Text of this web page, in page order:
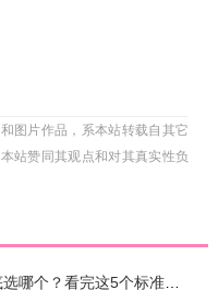
图片作品，系本站转载自其它
站赞同其观点和对其真实性负
孕早期想买燕窝，干燕窝和鲜炖到底选哪个？看完这5个标准再下单